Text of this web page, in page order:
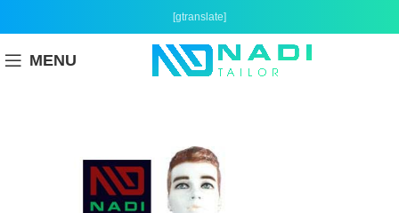
[gtranslate]
MENU